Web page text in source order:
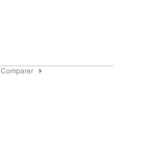
Comparer